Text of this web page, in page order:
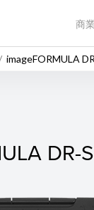
商
imageFORMULA
DR-